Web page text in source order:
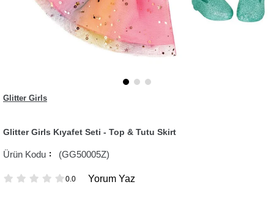
Glitter Girls
Glitter Girls Kıyafet Seti - Top & Tutu Skirt
(GG50005Z)
0.0 Yorum Yaz